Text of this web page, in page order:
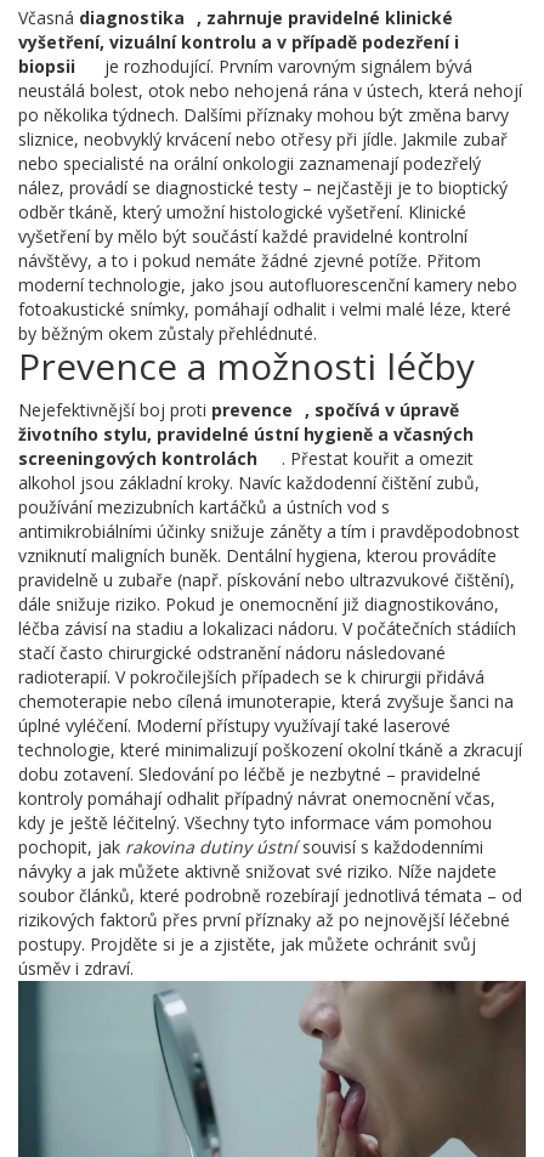
Včasná diagnostika , zahrnuje pravidelné klinické
vyšetření, vizuální kontrolu a v případě podezření i
biopsii
je rozhodující. Prvním varovným signálem bývá
neustálá bolest, otok nebo nehojená rána v ústech, která nehojí
po několika týdnech. Dalšími příznaky mohou být změna barvy
sliznice, neobvyklý krvácení nebo otřesy při jídle. Jakmile zubař
nebo specialisté na orální onkologii zaznamenají podezřelý
nález, provádí se diagnostické testy – nejčastěji je to bioptický
odběr tkáně, který umožní histologické vyšetření. Klinické
vyšetření by mělo být součástí každé pravidelné kontrolní
návštěvy, a to i pokud nemáte žádné zjevné potíže. Přitom
moderní technologie, jako jsou autofluorescenční kamery nebo
fotoakustické snímky, pomáhají odhalit i velmi malé léze, které
by běžným okem zůstaly přehlédnuté.
Prevence a možnosti léčby
Nejefektivnější boj proti prevence , spočívá v úpravě
životního stylu, pravidelné ústní hygieně a včasných
screeningových kontrolách
. Přestat kouřit a omezit
alkohol jsou základní kroky. Navíc každodenní čištění zubů,
používání mezizubních kartáčků a ústních vod s
antimikrobiálními účinky snižuje záněty a tím i pravděpodobnost
vzniknutí maligních buněk. Dentální hygiena, kterou provádíte
pravidelně u zubaře (např. pískování nebo ultrazvukové čištění),
dále snižuje riziko. Pokud je onemocnění již diagnostikováno,
léčba závisí na stadiu a lokalizaci nádoru. V počátečních stádiích
stačí často chirurgické odstranění nádoru následované
radioterapií. V pokročilejších případech se k chirurgii přidává
chemoterapie nebo cílená imunoterapie, která zvyšuje šanci na
úplné vyléčení. Moderní přístupy využívají také laserové
technologie, které minimalizují poškození okolní tkáně a zkracují
dobu zotavení. Sledování po léčbě je nezbytné – pravidelné
kontroly pomáhají odhalit případný návrat onemocnění včas,
kdy je ještě léčitelný. Všechny tyto informace vám pomohou
pochopit, jak rakovina dutiny ústnísouvisí s každodenními
návyky a jak můžete aktivně snižovat své riziko. Níže najdete
soubor článků, které podrobně rozebírají jednotlivá témata – od
rizikových faktorů přes první příznaky až po nejnovější léčebné
postupy. Projděte si je a zjistěte, jak můžete ochránit svůj
úsměv i zdraví.